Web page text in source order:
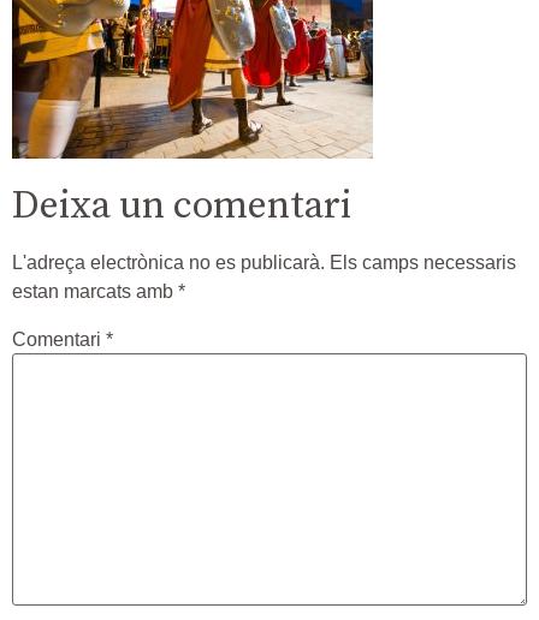
Deixa un comentari
L'adreça electrònica no es publicarà. Els camps necessaris
estan marcats amb *
Comentari *